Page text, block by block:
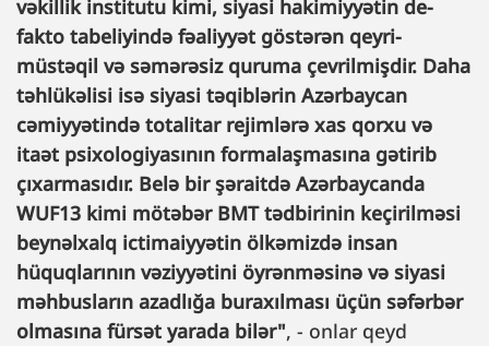
vəkillik institutu kimi, siyasi hakimiyyətin de-
fakto tabeliyində fəaliyyət göstərən qeyri-
müstəqil və səmərəsiz quruma çevrilmişdir. Daha
təhlükəlisi isə siyasi təqiblərin Azərbaycan
cəmiyyətində totalitar rejimlərə xas qorxu və
itaət psixologiyasının formalaşmasına gətirib
çıxarmasıdır. Belə bir şəraitdə Azərbaycanda
WUF13 kimi mötəbər BMT tədbirinin keçirilməsi
beynəlxalq ictimaiyyətin ölkəmizdə insan
hüquqlarının vəziyyətini öyrənməsinə və siyasi
məhbusların azadlığa buraxılması üçün səfərbər
olmasına fürsət yarada bilər", - onlar qeyd